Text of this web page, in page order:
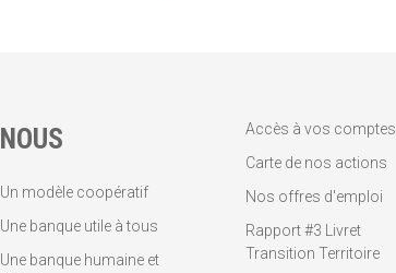
NOUS
Un modèle coopératif
Une banque utile à tous
Une banque humaine et
Accès à vos comptes
Carte de nos actions
Nos offres d'emploi
Rapport #3 Livret
Transition Territoire